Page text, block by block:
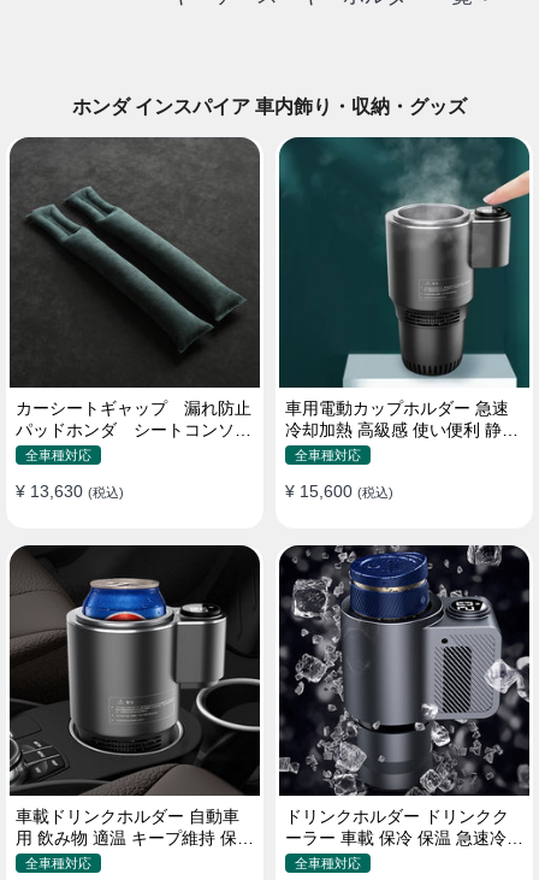
ホンダ インスパイア 車内飾り・収納・グッズ
カーシートギャップ 漏れ防止
パッドホンダ シートコンソー
ル 隙間 クッション
全車種対応
¥ 13,630 (税込)
車用電動カップホルダー 急速
冷却加熱 高級感 使い便利 静音
収納 飲み物
全車種対応
¥ 15,600 (税込)
車載ドリンクホルダー 自動車
用 飲み物 適温 キープ維持 保温
冷機能付き
全車種対応
ドリンクホルダー ドリンクク
ーラー 車載 保冷 保温 急速冷却
缶対応
全車種対応